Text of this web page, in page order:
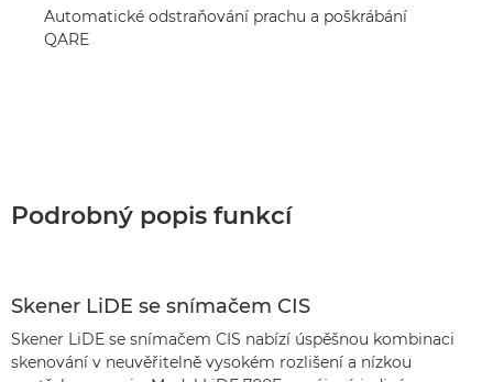
Automatické odstraňování prachu a poškrábání
QARE
Podrobný popis funkcí
Skener LiDE se snímačem CIS
Skener LiDE se snímačem CIS nabízí úspěšnou kombinaci
skenování v neuvěřitelně vysokém rozlišení a nízkou